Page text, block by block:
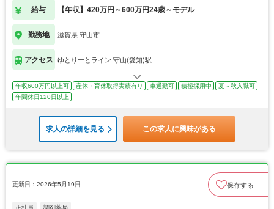
給与 【年収】420万円～600万円24歳～モデル
勤務地 滋賀県 守山市
アクセス ゆとりーとライン 守山(愛知)駅
年収600万円以上可 産休・育休取得実績有り 車通勤可 積極採用中
夏～秋入職可
年間休日120日以上
求人の詳細を見る この求人に興味がある
更新日：2026年5月19日 保存する
正社員 調剤薬局